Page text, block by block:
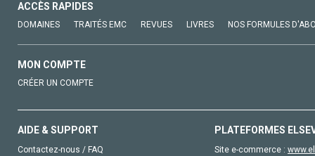
ACCÈS RAPIDES
DOMAINES TRAITÉS EMC REVUES LIVRES NOS FORMULES
MON COMPTE
CRÉER UN COMPTE
AIDE & SUPPORT
Contactez-nous / FAQ
PLATEFORMES
Site e-commerce :